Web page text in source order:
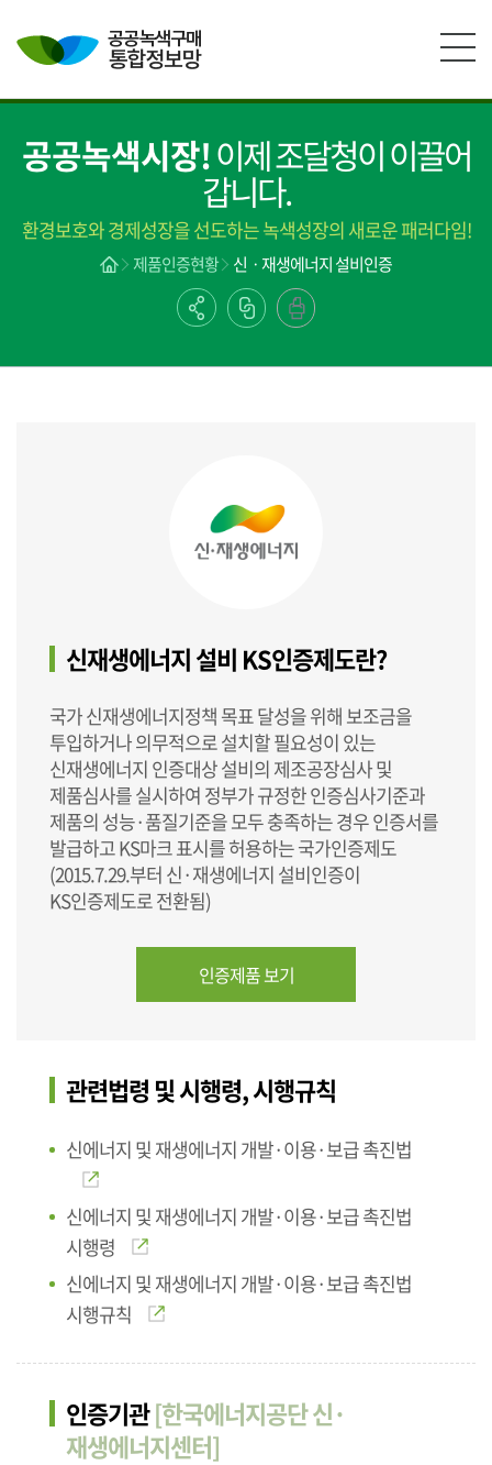
공공녹색시장!이제 조달청이 이끌어
갑니다.
환경보호와 경제성장을 선도하는 녹색성장의 새로운 패러다임!
제품인증현황 신ㆍ재생에너지 설비인증
신재생에너지 설비 KS인증제도란?
국가 신재생에너지정책 목표 달성을 위해 보조금을
투입하거나 의무적으로 설치할 필요성이 있는
신재생에너지 인증대상 설비의 제조공장심사 및
제품심사를 실시하여 정부가 규정한 인증심사기준과
제품의 성능·품질기준을 모두 충족하는 경우 인증서를
발급하고 KS마크 표시를 허용하는 국가인증제도
(2015.7.29.부터 신·재생에너지 설비인증이
KS인증제도로 전환됨)
인증제품 보기
관련법령 및 시행령, 시행규칙
신에너지 및 재생에너지 개발·이용·보급 촉진법
신에너지 및 재생에너지 개발·이용·보급 촉진법
시행령
신에너지 및 재생에너지 개발·이용·보급 촉진법
시행규칙
인증기관[한국에너지공단 신·
재생에너지센터]